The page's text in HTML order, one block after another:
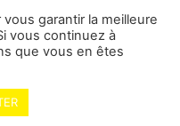
•CONTACT
Média
Contributeurs
garantir la meilleure
vous continuez à
que vous en êtes